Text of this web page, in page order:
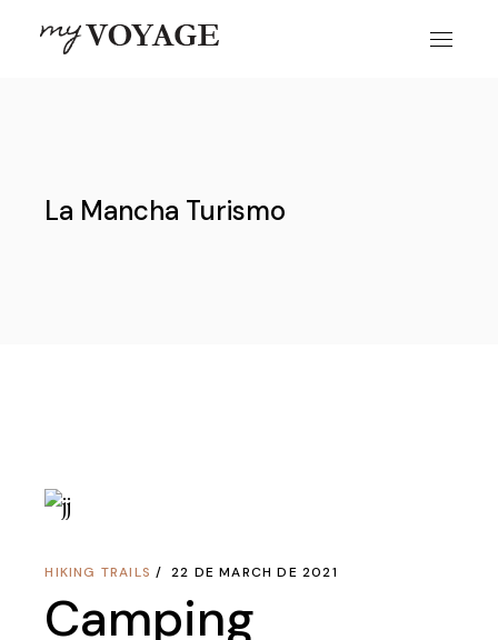
La Mancha Turismo
HIKING TRAILS 22 DE MARCH DE 2021
Camping